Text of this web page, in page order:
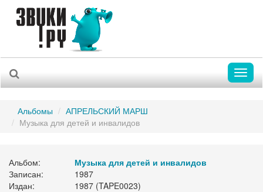
Альбомы
АПРЕЛЬСКИЙ МАРШ
Музыка для детей и инвалидов
Альбом:
Музыка для детей и инвалидов
Записан:
1987
Издан:
1987 (TAPE0023)